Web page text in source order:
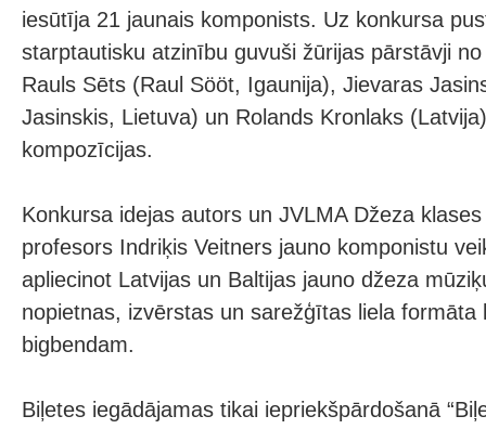
iesūtīja 21 jaunais komponists. Uz konkursa
starptautisku atzinību guvuši žūrijas pārstāvji
Rauls Sēts (Raul Sööt, Igaunija), Jievaras
Jasinskis, Lietuva) un Rolands Kronlaks
kompozīcijas.
Konkursa idejas autors un JVLMA Džeza
profesors Indriķis Veitners jauno komponistu
apliecinot Latvijas un Baltijas jauno džeza
nopietnas, izvērstas un sarežģītas liela formāta
bigbendam.
Biļetes iegādājamas tikai iepriekšpārdošanā